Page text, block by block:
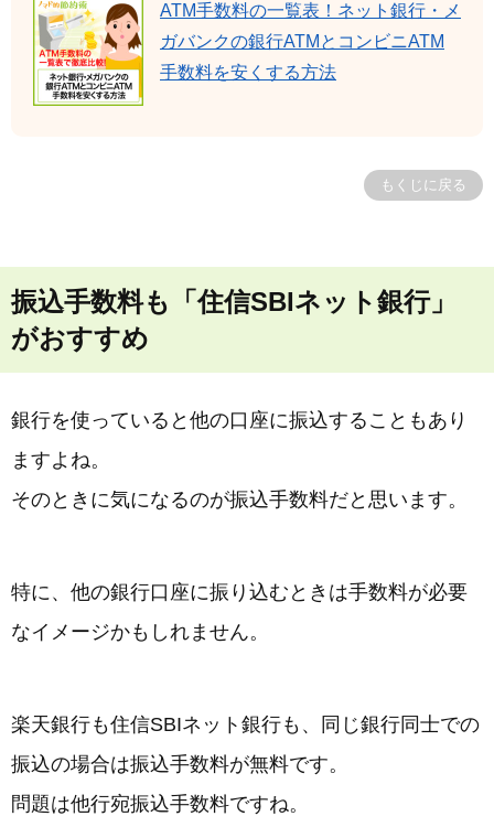
ATM手数料の一覧表！ネット銀行・メ
ガバンクの銀行ATMとコンビニATM
手数料を安くする方法
もくじに戻る
振込手数料も「住信SBIネット銀行」
がおすすめ
銀行を使っていると他の口座に振込することもあり
ますよね。
そのときに気になるのが振込手数料だと思います。
特に、他の銀行口座に振り込むときは手数料が必要
なイメージかもしれません。
楽天銀行も住信SBIネット銀行も、同じ銀行同士での
振込の場合は振込手数料が無料です。
問題は他行宛振込手数料ですね。